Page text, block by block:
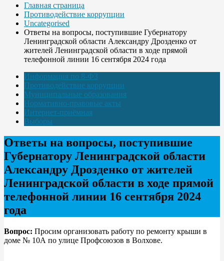
Главная страница
Противодействие коррупции
Uncategorised
Ответы на вопросы, поступившие Губернатору
Ленинградской области Александру Дрозденко от
жителей Ленинградской области в ходе прямой
телефонной линии 16 сентября 2024 года
Информация по 8-ФЗ
Противодействие коррупции
Муниципальные образования
Нормативно-правовые акты
Интернет-приёмная
Выборы
Ответы на вопросы, поступившие
Губернатору Ленинградской области
Александру Дрозденко от жителей
Ленинградской области в ходе прямой
телефонной линии 16 сентября 2024
года
Вопрос: Просим организовать работу по ремонту крыши в
доме № 10А по улице Профсоюзов в Волхове.